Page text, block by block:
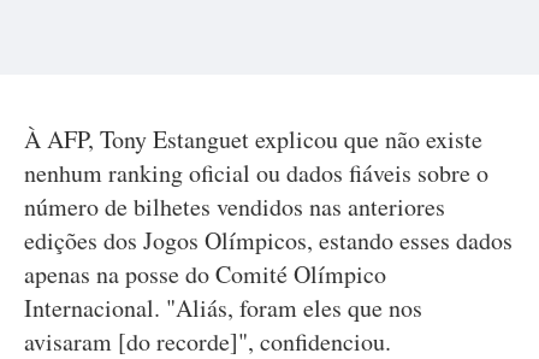
À AFP, Tony Estanguet explicou que não existe
nenhum ranking oficial ou dados fiáveis sobre o
número de bilhetes vendidos nas anteriores
edições dos Jogos Olímpicos, estando esses dados
apenas na posse do Comité Olímpico
Internacional. "Aliás, foram eles que nos
avisaram [do recorde]", confidenciou.